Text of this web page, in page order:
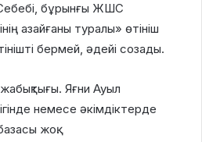
бұрынғы ЖШС
азайғаны туралы» өтініш
бермей, әдейі созады.
Яғни Ауыл
немесе әкімдіктерде
жоқ.